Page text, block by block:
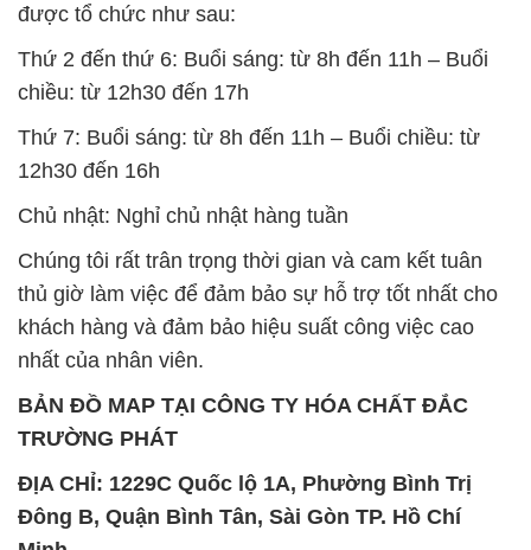
được tổ chức như sau:
Thứ 2 đến thứ 6: Buổi sáng: từ 8h đến 11h – Buổi
chiều: từ 12h30 đến 17h
Thứ 7: Buổi sáng: từ 8h đến 11h – Buổi chiều: từ
12h30 đến 16h
Chủ nhật: Nghỉ chủ nhật hàng tuần
Chúng tôi rất trân trọng thời gian và cam kết tuân
thủ giờ làm việc để đảm bảo sự hỗ trợ tốt nhất cho
khách hàng và đảm bảo hiệu suất công việc cao
nhất của nhân viên.
BẢN ĐỒ MAP TẠI CÔNG TY HÓA CHẤT ĐẮC
TRƯỜNG PHÁT
ĐỊA CHỈ: 1229C Quốc lộ 1A, Phường Bình Trị
Đông B, Quận Bình Tân, Sài Gòn TP. Hồ Chí